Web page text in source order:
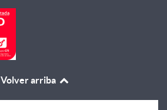
Volver arriba